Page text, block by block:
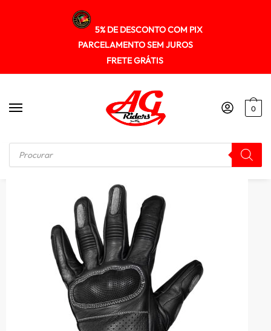
5% DE DESCONTO COM PIX
PARCELAMENTO SEM JUROS
FRETE GRÁTIS
0
Início / LUVA